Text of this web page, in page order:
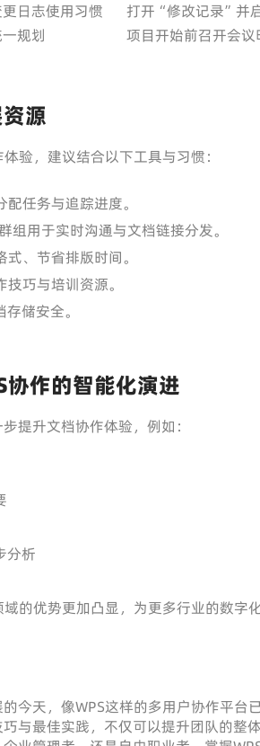
日志使用习惯
打开“修改记录”并
规划 项目开始前召开会
源
验，建议结合以下工具与习惯：
配任务与追踪进度。
组用于实时沟通与文档链接分发。
式、节省排版时间。
巧与培训资源。
储安全。
作的智能化演进
提升文档协作体验，例如：
分析
的优势更加凸显，为更多行业的数字
今天，像WPS这样的多用户协作平台
与最佳实践，不仅可以提升团队的整